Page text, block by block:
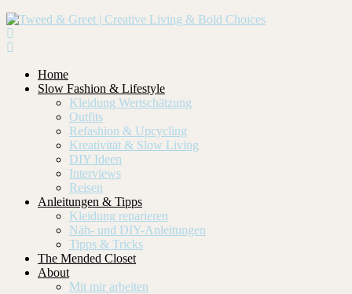
Home
Slow Fashion & Lifestyle
Kleidung Wertschätzung
Outfits
Refashion & Upcycling
Kreativität & Slow Living
DIY Ideen
Interviews
Reisen
Anleitungen & Tipps
Kleidung reparieren
Näh- und DIY-Anleitungen
Tipps & Tricks
The Mended Closet
About
Mit mir arbeiten